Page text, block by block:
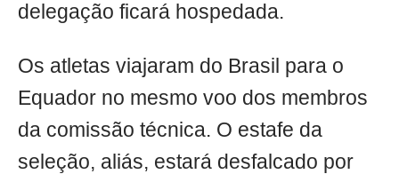
delegação ficará hospedada.
Os atletas viajaram do Brasil para o
Equador no mesmo voo dos membros
da comissão técnica. O estafe da
seleção, aliás, estará desfalcado por